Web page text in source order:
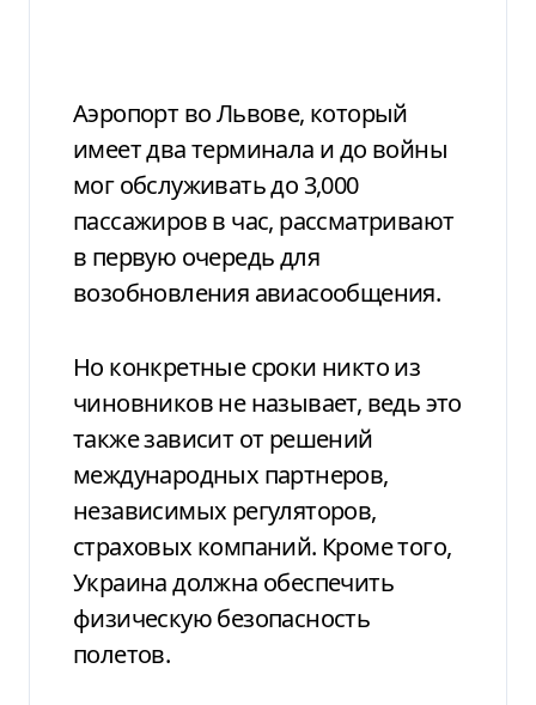
Аэропорт во Львове, который
имеет два терминала и до войны
мог обслуживать до 3,000
пассажиров в час, рассматривают
в первую очередь для
возобновления авиасообщения.
Но конкретные сроки никто из
чиновников не называет, ведь это
также зависит от решений
международных партнеров,
независимых регуляторов,
страховых компаний. Кроме того,
Украина должна обеспечить
физическую безопасность
полетов.